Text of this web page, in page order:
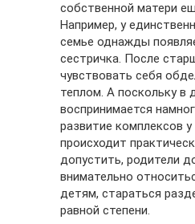
собственной матери
Например, у
семье однажды
сестричка. После
чувствовать себя
теплом. А поскольку в
воспринимается
развитие комплексов
происходит
допустить, родители
внимательно
детям, стараться
равной степени.